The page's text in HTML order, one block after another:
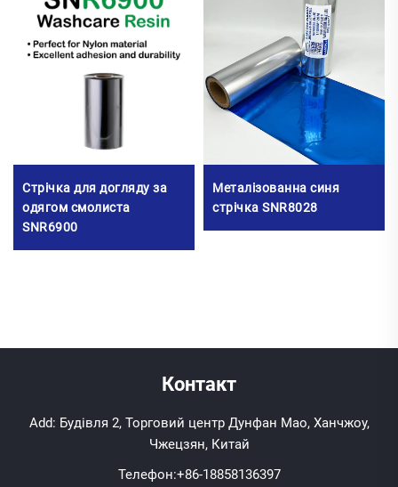
Стрічка для догляду за
одягом смолиста
SNR6900
Металізованна синя
стрічка SNR8028
Контакт
Add: Будівля 2, Торговий центр Дунфан Мао, Ханчжоу,
Чжецзян, Китай
Телефон:+86-18858136397